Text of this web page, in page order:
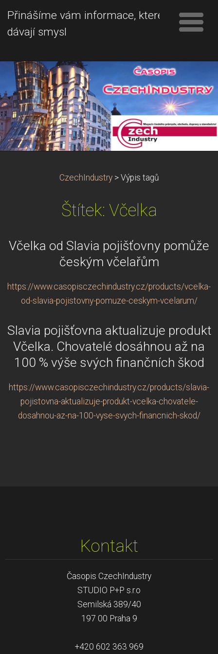
Přinášíme vám informace, které
dávají smysl
CzechIndustry > Výpis tagů
Štítek: Včelka
Včelka od Slavia pojišťovny pomůže
českým včelařům
https://www.casopisczechindustry.cz/products/vcelka-
od-slavia-pojistovny-pomuze-ceskym-vcelarum/
Slavia pojišťovna aktualizuje produkt
Včelka. Chovatelé dosáhnou až na
100 % výše svých finančních škod
https://www.casopisczechindustry.cz/products/slavia-
pojistovna-aktualizuje-produkt-vcelka-chovatele-
dosahnou-az-na-100-vyse-svych-financnich-skod/
Kontakt
Časopis CzechIndustry
STUDIO P+P s.r.o
Semilská 389/40
197 00 Praha 9
+420 602 363 969